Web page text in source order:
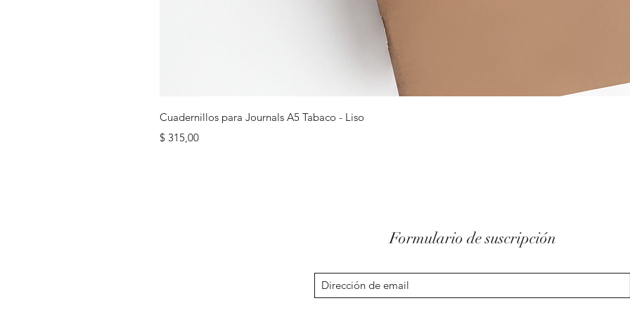
Cuadernillos para Journals A5 Tabaco - Liso
Precio
$ 315,00
Formulario de suscripción